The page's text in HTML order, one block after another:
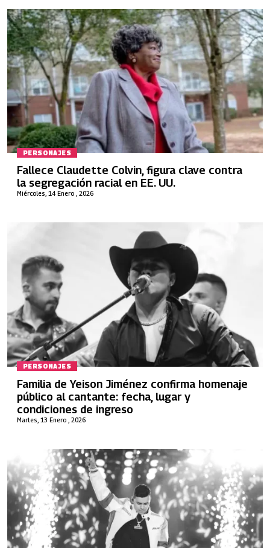
PERSONAJES
Miércoles, 14 Enero , 2026
Fallece Claudette Colvin, figura clave contra
la segregación racial en EE. UU.
PERSONAJES
Martes, 13 Enero , 2026
Familia de Yeison Jiménez confirma homenaje
público al cantante: fecha, lugar y
condiciones de ingreso